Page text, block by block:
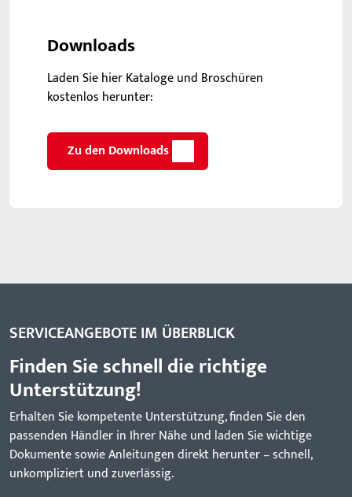
Downloads
Laden Sie hier Kataloge und Broschüren
kostenlos herunter:
Zu den Downloads
SERVICEANGEBOTE IM ÜBERBLICK
Finden Sie schnell die richtige
Unterstützung!
Erhalten Sie kompetente Unterstützung, finden Sie den
passenden Händler in Ihrer Nähe und laden Sie wichtige
Dokumente sowie Anleitungen direkt herunter – schnell,
unkompliziert und zuverlässig.